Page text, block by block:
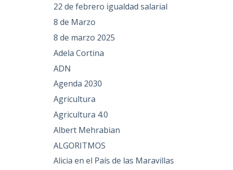
22 de febrero igualdad salarial
8 de Marzo
8 de marzo 2025
Adela Cortina
ADN
Agenda 2030
Agricultura
Agricultura 4.0
Albert Mehrabian
ALGORITMOS
Alicia en el País de las Maravillas